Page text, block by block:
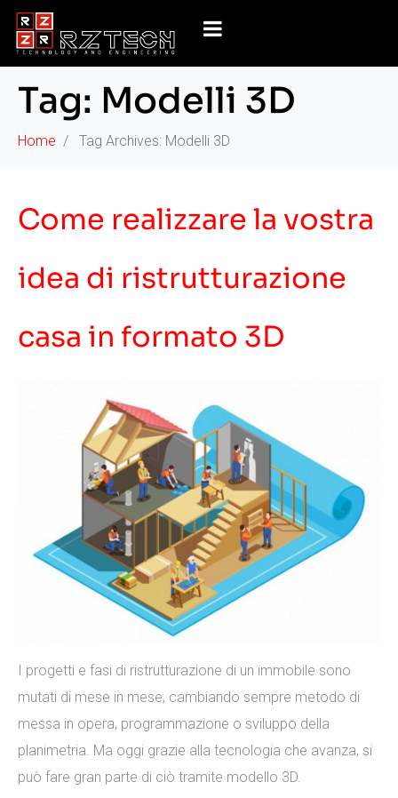
Tag: Modelli 3D
Home Tag Archives: Modelli 3D
Come realizzare la vostra
idea di ristrutturazione
casa in formato 3D
I progetti e fasi di ristrutturazione di un immobile sono
mutati di mese in mese, cambiando sempre metodo di
messa in opera, programmazione o sviluppo della
planimetria. Ma oggi grazie alla tecnologia che avanza, si
può fare gran parte di ciò tramite modello 3D.